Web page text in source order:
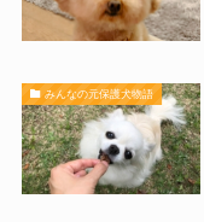
みんなの元保護犬物語